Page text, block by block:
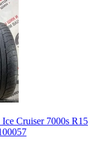
Cruiser 7000s R15